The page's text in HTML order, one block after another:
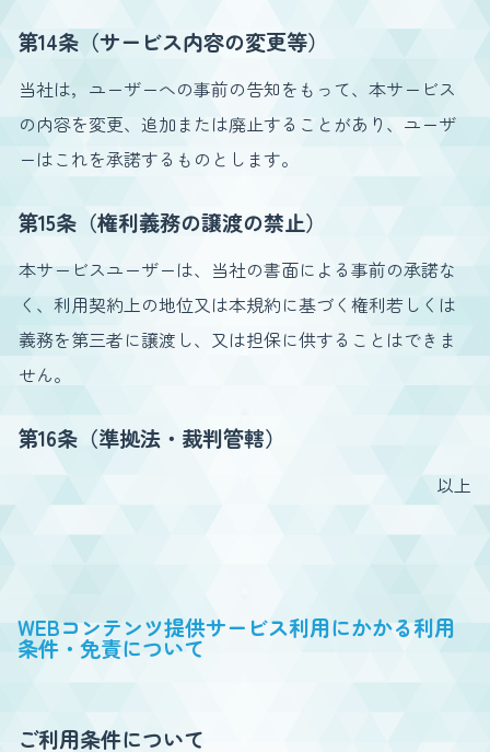
第14条（サービス内容の変更等）
当社は，ユーザーへの事前の告知をもって、本サービス
の内容を変更、追加または廃止することがあり、ユーザ
ーはこれを承諾するものとします。
第15条（権利義務の譲渡の禁止）
本サービスユーザーは、当社の書面による事前の承諾な
く、利用契約上の地位又は本規約に基づく権利若しくは
義務を第三者に譲渡し、又は担保に供することはできま
せん。
第16条（準拠法・裁判管轄）
以上
WEBコンテンツ提供サービス利用にかかる利用
条件・免責について
ご利用条件について